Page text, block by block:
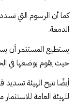
الدمغة.
يستطيع المستثمر أن
حيث يقوم بوضعها في
أيضًا تتيح الهيئة تسديد
للهيئة العامة